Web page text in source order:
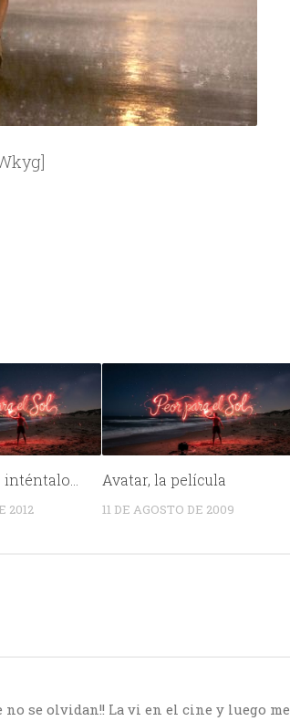
2012
Avatar, la película
11 DE AGOSTO DE 2009
se olvidan!! La vi en el cine y luego me